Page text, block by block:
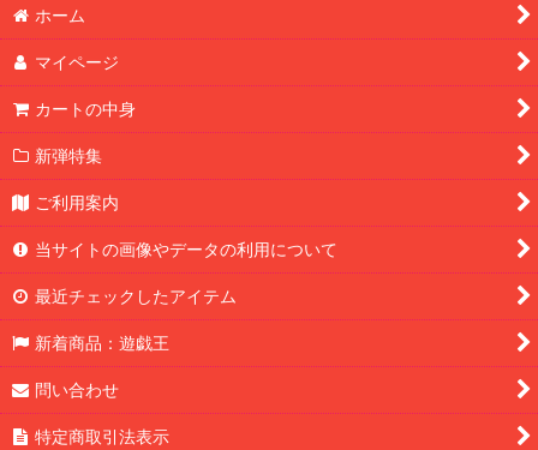
ホーム
マイページ
カートの中身
新弾特集
ご利用案内
当サイトの画像やデータの利用について
最近チェックしたアイテム
新着商品：遊戯王
問い合わせ
特定商取引法表示